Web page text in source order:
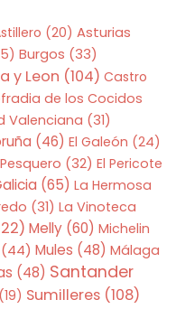
(20) Asturias
Burgos (33)
y Leon (104) Castro
de los Cocidos
Valenciana (31)
(46) El Galeón (24)
(32) El Pericote
(65) La Hermosa
(31) La Vinoteca
Melly(60) Michelin
(44) Mules (48) Málaga
(48) Santander
(19) Sumilleres(108)